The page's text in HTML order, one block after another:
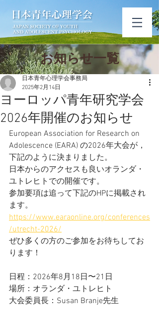
​お知ら​せ一覧
ヨーロッパ青年研究学会
2026年開催のお知らせ
日本青年心理学会事務局
2025年2月14日
European Association for Research on
Adolescence (EARA) の2026年大会が，
下記のように決まりました。
日本からのアクセスも良いオランダ・
ユトレヒトでの開催です。
参加要項は追って下記のHPに掲載され
ます。
https://www.earaonline.org/conferences
/utrecht-2026/
ぜひ多くの方のご参加をお待ちしてお
ります！
日程：2026年8月18日〜21日
場所：オランダ・ユトレヒト
大会委員長：Susan Branje先生